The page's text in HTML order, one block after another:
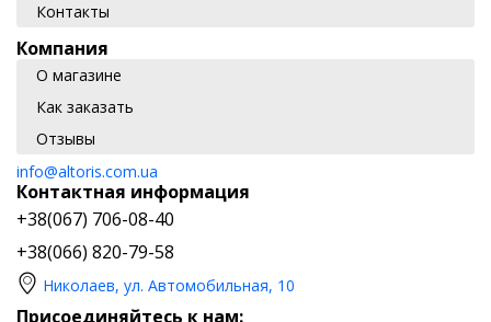
Контакты
Компания
О магазине
Как заказать
Отзывы
info@altoris.com.ua
Контактная информация
+38(067) 706-08-40
+38(066) 820-79-58
Николаев, ул. Автомобильная, 10
Присоединяйтесь к нам: